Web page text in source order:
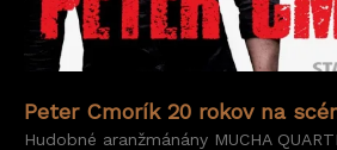
Peter Cmorík 20 rokov na
Hudobné aranžmánány MUCHA